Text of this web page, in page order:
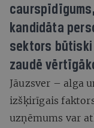
kandidāta
sektors
zaudē
Jāuzsver – alga
izšķirīgais
uzņēmums var